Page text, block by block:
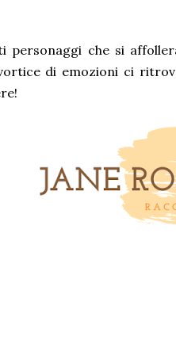
personaggi che si
di emozioni ci